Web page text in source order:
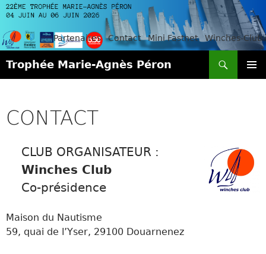
Partenaires Contact Mini Fastnet Winches-Club
Trophée Marie-Agnès Péron
CONTACT
CLUB ORGANISATEUR :
Winches Club
Co-présidence
Maison du Nautisme
59, quai de l’Yser, 29100 Douarnenez